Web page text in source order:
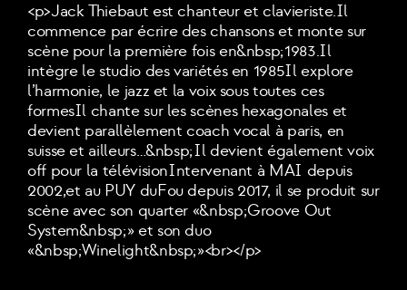
<p>Jack Thiebaut est chanteur et clavieriste.Il
commence par écrire des chansons et monte sur
scène pour la première fois en&nbsp;1983.Il
intègre le studio des variétés en 1985Il explore
l’harmonie, le jazz et la voix sous toutes ces
formesIl chante sur les scènes hexagonales et
devient parallèlement coach vocal à paris, en
suisse et ailleurs…&nbsp;Il devient également voix
off pour la télévisionIntervenant à MAI depuis
2002,et au PUY duFou depuis 2017, il se produit sur
scène avec son quarter «&nbsp;Groove Out
System&nbsp;» et son duo
«&nbsp;Winelight&nbsp;»<br></p>